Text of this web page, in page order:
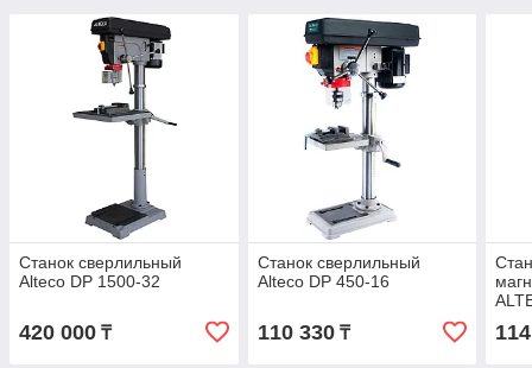
Станок сверлильный
Alteco DP 1500-32
420 000 ₸
Станок сверлильный
Alteco DP 450-16
110 330₸